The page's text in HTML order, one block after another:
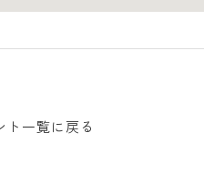
ト一覧に戻る